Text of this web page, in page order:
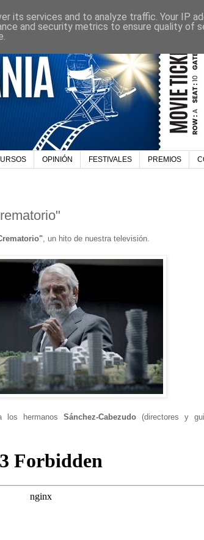
OPINIÓN FESTIVALES PREMIOS
, un hito de nuestra televisión.
los hermanos Sánchez-Cabezudo(directores y
its services and to analyze traffic. Your IP
and security metrics to ensure quality of